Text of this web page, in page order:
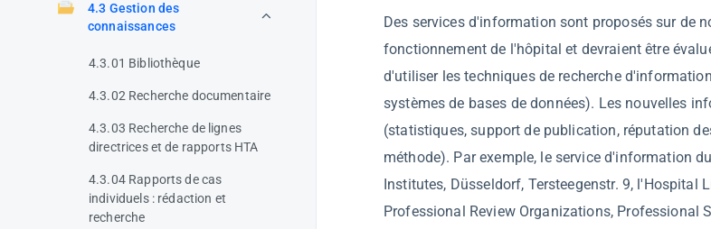
4.3 Gestion des
connaissances
4.3.01 Bibliothèque
4.3.02 Recherche documentaire
4.3.03 Recherche de lignes
directrices et de rapports HTA
4.3.04 Rapports de cas
individuels : rédaction et
recherche
Des services d'information sont proposés sur de
fonctionnement de l'hôpital et devraient être
d'utiliser les techniques de recherche
systèmes de bases de données). Les nouvelles
(statistiques, support de publication, réputation
méthode). Par exemple, le service d'information
Institutes, Düsseldorf, Tersteegenstr. 9, l'Hospital
Professional Review Organizations, Professional